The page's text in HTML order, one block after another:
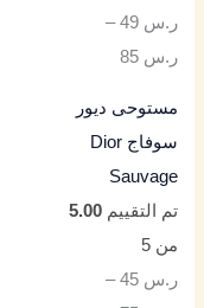
ر.س 49
–
ر.س 85
مستوحى ديور
سوفاج Dior
Sauvage
تم التقييم5.00
من 5
ر.س 45
–